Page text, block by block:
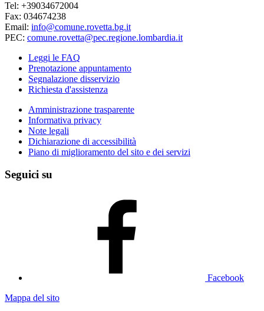
Tel: +39034672004
Fax: 034674238
Email: info@comune.rovetta.bg.it
PEC: comune.rovetta@pec.regione.lombardia.it
Leggi le FAQ
Prenotazione appuntamento
Segnalazione disservizio
Richiesta d'assistenza
Amministrazione trasparente
Informativa privacy
Note legali
Dichiarazione di accessibilità
Piano di miglioramento del sito e dei servizi
Seguici su
Facebook
Mappa del sito